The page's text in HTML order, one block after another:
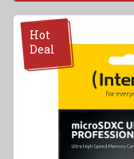
Hot
Deal